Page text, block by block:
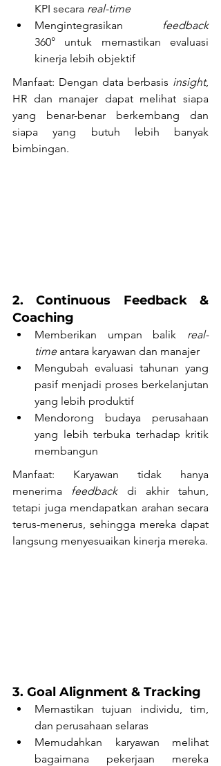
KPI secara real-time
Mengintegrasikan feedback
360° untuk memastikan evaluasi
kinerja lebih objektif
Manfaat: Dengan data berbasis insight,
HR dan manajer dapat melihat siapa
yang benar-benar berkembang dan
siapa yang butuh lebih banyak
bimbingan.
2. Continuous Feedback &
Coaching
Memberikan umpan balik real-
time antara karyawan dan manajer
Mengubah evaluasi tahunan yang
pasif menjadi proses berkelanjutan
yang lebih produktif
Mendorong budaya perusahaan
yang lebih terbuka terhadap kritik
membangun
Manfaat: Karyawan tidak hanya
menerima feedback di akhir tahun,
tetapi juga mendapatkan arahan secara
terus-menerus, sehingga mereka dapat
langsung menyesuaikan kinerja mereka.
3. Goal Alignment & Tracking
Memastikan tujuan individu, tim,
dan perusahaan selaras
Memudahkan karyawan melihat
bagaimana pekerjaan mereka